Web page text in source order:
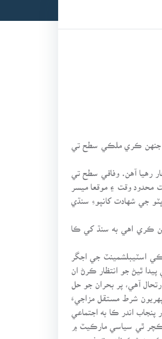
جنهن ڪري ملڪي سطح تي
رهيا آهن. وفاقي سطح تي
محدود وقت ۽ موقعا ميسر
جي شهادت کانپوءِ سنڌي
ڪري اهي به سنڌ کي ڪا
اسٽيبلشمينٽ جي اجگر
ٿيڻ جو انتظار ڪرڻ ان
آهي، پر بحران جو حل
شرط مستقل مزاجيءَ
اندر ڪا به اجتماعي
ٿي سياسي مارڪيٽ ۾
ڪو به شڪ ناهي ته فوجي ۽